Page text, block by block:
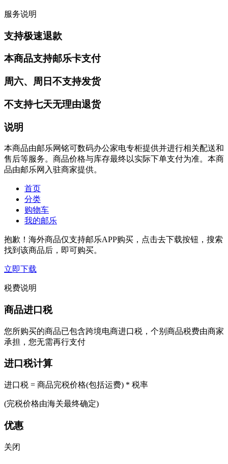
服务说明
支持极速退款
本商品支持邮乐卡支付
周六、周日不支持发货
不支持七天无理由退货
说明
本商品由邮乐网铭可数码办公家电专柜提供并进行相关配送和
售后等服务。商品价格与库存最终以实际下单支付为准。本商
品由邮乐网入驻商家提供。
首页
分类
购物车
我的邮乐
抱歉！海外商品仅支持邮乐APP购买，点击去下载按钮，搜索
找到该商品后，即可购买。
立即下载
税费说明
商品进口税
您所购买的商品已包含跨境电商进口税，个别商品税费由商家
承担，您无需再行支付
进口税计算
进口税 = 商品完税价格(包括运费) * 税率
(完税价格由海关最终确定)
优惠
关闭